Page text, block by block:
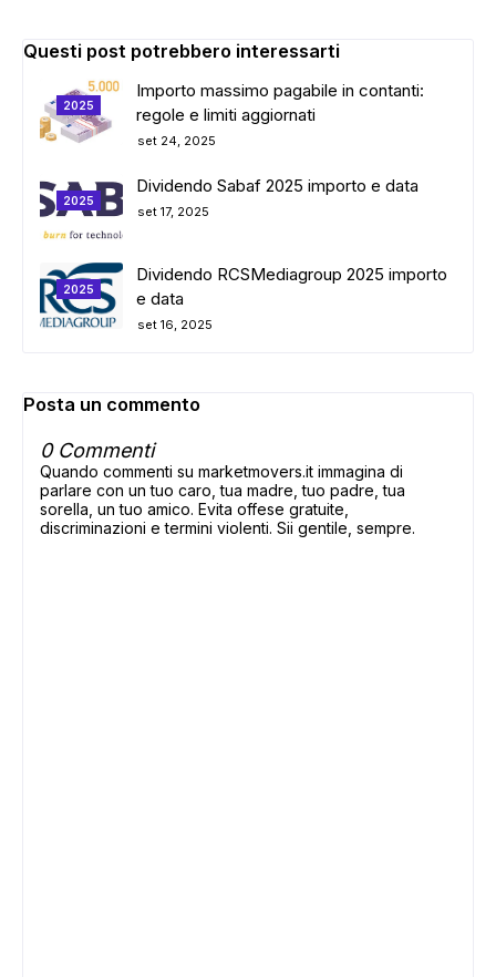
Questi post potrebbero interessarti
2025
Importo massimo pagabile in contanti:
regole e limiti aggiornati
set 24, 2025
2025
Dividendo Sabaf 2025 importo e data
set 17, 2025
2025
Dividendo RCSMediagroup 2025 importo
e data
set 16, 2025
Posta un commento
0 Commenti
Quando commenti su marketmovers.it immagina di
parlare con un tuo caro, tua madre, tuo padre, tua
sorella, un tuo amico. Evita offese gratuite,
discriminazioni e termini violenti. Sii gentile, sempre.